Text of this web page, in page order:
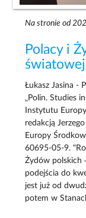
Na stronie od
Polacy i
światowej
Łukasz Jasina -
„Polin. Studies
Instytutu
redakcją
Europy
60695-05-9.
Żydów polskich
podejścia do
jest już od
potem w